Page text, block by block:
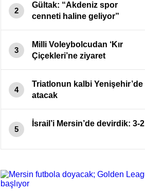
2
Gültak: “Akdeniz spor
cenneti haline geliyor”
3
Milli Voleybolcudan ‘Kır
Çiçekleri’ne ziyaret
4
Triatlonun kalbi Yenişehir’de
atacak
5
İsrail’i Mersin’de devirdik: 3-2